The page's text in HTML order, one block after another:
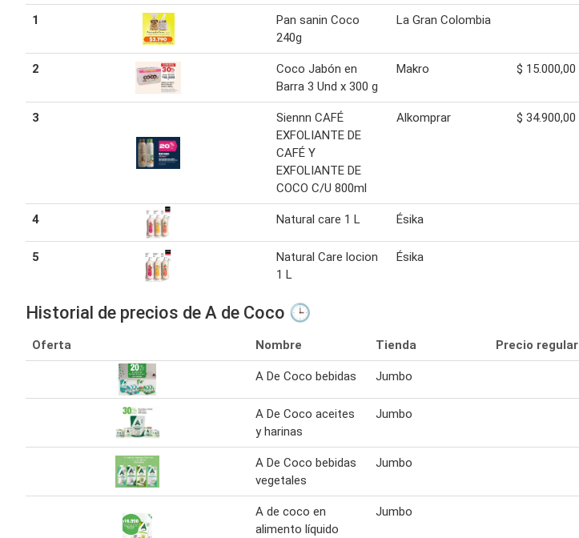
1
Pan sanin Coco
240g
La Gran Colombia
2
Coco Jabón en
Barra 3 Und x 300 g
Makro $ 15.000,00
3
Siennn CAFÉ
EXFOLIANTE DE
CAFÉ Y
EXFOLIANTE DE
COCO C/U 800ml
Alkomprar $ 34.900,00
4 Natural care 1 L Ésika
5
Natural Care locion
1 L
Ésika
Historial de precios de A de Coco 🕒
Oferta Nombre Tienda Precio regular
A De Coco bebidas Jumbo
A De Coco aceites
y harinas
Jumbo
A De Coco bebidas
vegetales
Jumbo
A de coco en
alimento líquido
Jumbo